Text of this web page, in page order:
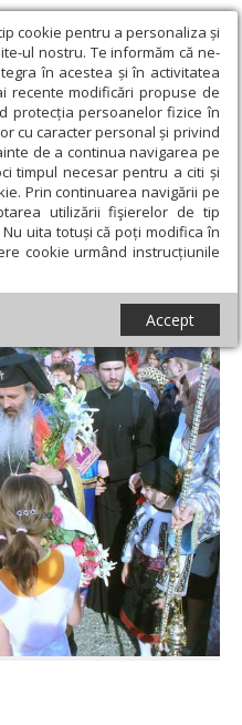
cookie pentru a personaliza și
ul nostru. Te informăm că ne-
în acestea și în activitatea
recente modificări propuse de
protecția persoanelor fizice în
cu caracter personal și privind
de a continua navigarea pe
timpul necesar pentru a citi și
Prin continuarea navigării pe
utilizării fişierelor de tip
uita totuși că poți modifica în
cookie urmând instrucțiunile
Accept
› Știri › „Este un moment
din parohia noastră“
bucurie pentru